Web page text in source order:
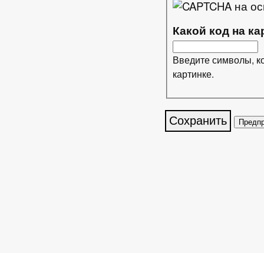
Какой код на
Введите символы,
картинке.